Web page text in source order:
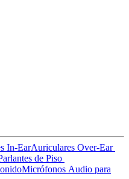
In-EarAuriculares Over-Ear
de Piso
Micrófonos Audio para